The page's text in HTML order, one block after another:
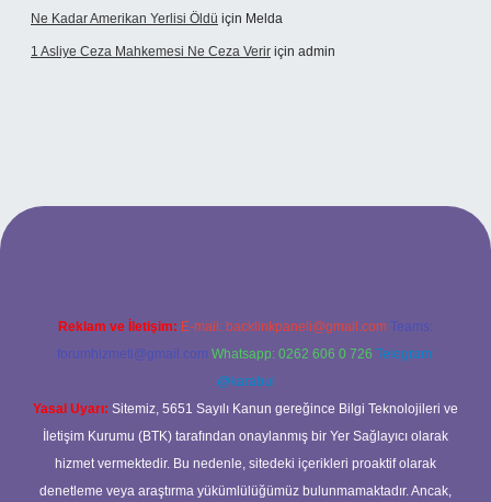
Ne Kadar Amerikan Yerlisi Öldü için Melda
1 Asliye Ceza Mahkemesi Ne Ceza Verir için admin
Reklam ve İletişim: E-mail: backlinkpaneli@gmail.com Teams:
forumhizmeti@gmail.com Whatsapp: 0262 606 0 726 Telegram:
@karabul
Yasal Uyarı: Sitemiz, 5651 Sayılı Kanun gereğince Bilgi Teknolojileri ve
İletişim Kurumu (BTK) tarafından onaylanmış bir Yer Sağlayıcı olarak
hizmet vermektedir. Bu nedenle, sitedeki içerikleri proaktif olarak
denetleme veya araştırma yükümlülüğümüz bulunmamaktadır. Ancak,